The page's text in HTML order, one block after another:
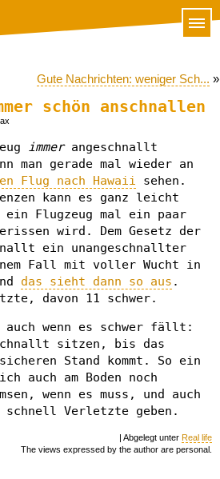
Gute Nachrichten: weniger Sch... »
schön anschnallen
immerangeschnallt
man gerade mal wieder an
Flug nach Hawaii sehen.
kann es ganz leicht
ein Flugzeug mal ein paar
wird. Dem Gesetz der
ein unangeschnallter
Fall mit voller Wucht in
das sieht dann so aus .
davon 11 schwer.
wenn es schwer fällt:
sitzen, bis das
Stand kommt. So ein
auch am Boden noch
wenn es muss, und auch
schnell Verletzte geben.
| Abgelegt unter Real life
The views expressed by the author are personal.